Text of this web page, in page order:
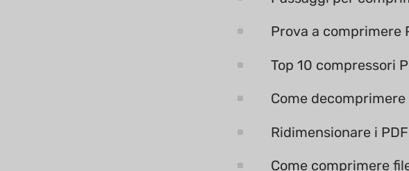
Prova a comprimere
Top 10 compressori
Come
Ridimensionare i
Come comprimere